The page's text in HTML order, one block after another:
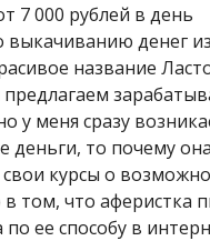
7 000 рублей в день
денег
название
у меня сразу
деньги, то почему
курсы о
том, что аферистка
по ее способу в